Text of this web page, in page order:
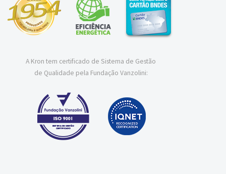
A Kron tem certificado de Sistema de Gestão
de Qualidade pela Fundação Vanzolini: